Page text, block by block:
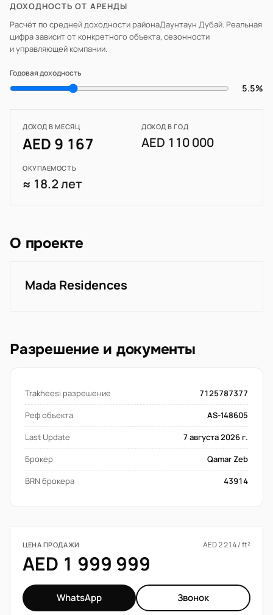
ДОХОДНОСТЬ ОТ АРЕНДЫ
Расчёт по средней доходности районаДаунтаун Дубай. Реальная
цифра зависит от конкретного объекта, сезонности
и управляющей компании.
Годовая доходность
5.5%
ДОХОД В МЕСЯЦ
AED 9 167
ДОХОД В ГОД
AED 110 000
ОКУПАЕМОСТЬ
≈ 18.2 лет
О проекте
Mada Residences
Разрешение и документы
Trakheesi разрешение
7125787377
Реф объекта
AS-148605
Last Update
7 августа 2026 г.
Брокер
Qamar Zeb
BRN брокера
43914
ЦЕНА ПРОДАЖИ AED 2 214 / ft²
AED 1 999 999
WhatsApp Звонок